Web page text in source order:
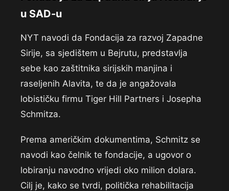
u SAD-u
NYT navodi da Fondacija za razvoj Zapadne
Sirije, sa sjedištem u Bejrutu, predstavlja
sebe kao zaštitnika sirijskih manjina i
raseljenih Alavita, te da je angažovala
lobističku firmu Tiger Hill Partners i Josepha
Schmitza.
Prema američkim dokumentima, Schmitz se
navodi kao čelnik te fondacije, a ugovor o
lobiranju navodno vrijedi oko milion dolara.
Cilj je, kako se tvrdi, politička rehabilitacija